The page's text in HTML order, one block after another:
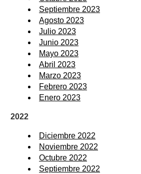
Septiembre 2023
Agosto 2023
Julio 2023
Junio 2023
Mayo 2023
Abril 2023
Marzo 2023
Febrero 2023
Enero 2023
2022
Diciembre 2022
Noviembre 2022
Octubre 2022
Septiembre 2022